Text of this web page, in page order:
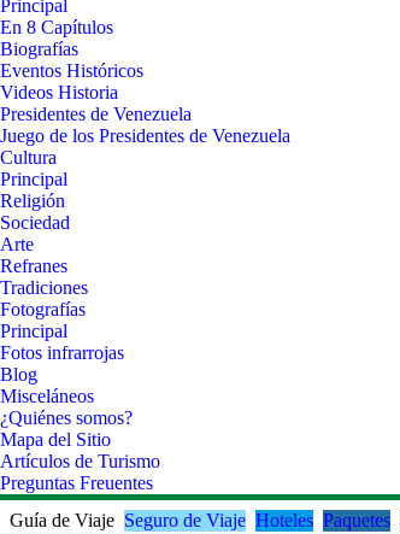
Principal
En 8 Capítulos
Biografías
Eventos Históricos
Videos Historia
Presidentes de Venezuela
Juego de los Presidentes de Venezuela
Cultura
Principal
Religión
Sociedad
Arte
Refranes
Tradiciones
Fotografías
Principal
Fotos infrarrojas
Blog
Misceláneos
¿Quiénes somos?
Mapa del Sitio
Artículos de Turismo
Preguntas Freuentes
Guía de Viaje Seguro de Viaje Hoteles Paquetes